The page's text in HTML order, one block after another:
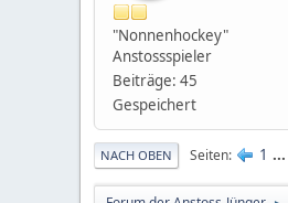
"Nonnenhockey"
Anstossspieler
Beiträge: 45
Gespeichert
NACH OBEN Seiten 1 ...